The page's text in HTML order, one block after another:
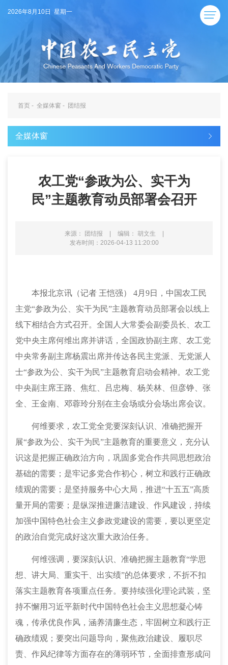
2026年8月10日 星期一
首页 - 全媒体窗 - 团结报
全媒体窗
农工党“参政为公、实干为
民”主题教育动员部署会召开
来源： 团结报 | 编辑： 胡文生
|
发布时间：2026-04-13 11:20:00
本报北京讯（记者 王恺强） 4月9日，中国农工民
主党“参政为公、实干为民”主题教育动员部署会以线上
线下相结合方式召开。全国人大常委会副委员长、农工
党中央主席何维出席并讲话，全国政协副主席、农工党
中央常务副主席杨震出席并传达各民主党派、无党派人
士“参政为公、实干为民”主题教育启动会精神。农工党
中央副主席王路、焦红、吕忠梅、杨关林、但彦铮、张
全、王金南、邓蓉玲分别在主会场或分会场出席会议。
何维要求，农工党全党要深刻认识、准确把握开
展“参政为公、实干为民”主题教育的重要意义，充分认
识这是把握正确政治方向，巩固多党合作共同思想政治
基础的需要；是牢记多党合作初心，树立和践行正确政
绩观的需要；是坚持服务中心大局，推进“十五五”高质
量开局的需要；是纵深推进廉洁建设、作风建设，持续
加强中国特色社会主义参政党建设的需要，要以更坚定
的政治自觉完成好这次重大政治任务。
何维强调，要深刻认识、准确把握主题教育“学思
想、讲大局、重实干、出实绩”的总体要求，不折不扣
落实主题教育各项重点任务。要持续强化理论武装，坚
持不懈用习近平新时代中国特色社会主义思想凝心铸
魂，传承优良作风，涵养清廉生态，牢固树立和践行正
确政绩观；要突出问题导向，聚焦政治建设、履职尽
责、作风纪律等方面存在的薄弱环节，全面排查形成问